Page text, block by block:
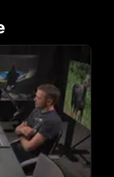
og fiskepodden
som gjester.
Geir
Ole-Herman
Carl